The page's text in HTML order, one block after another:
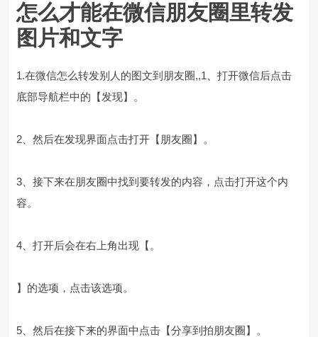
怎么才能在微信朋友圈里转发
图片和文字
1.在微信怎么转发别人的图文到朋友圈,,1、打开微信后点击
底部导航栏中的【发现】。
2、然后在发现界面点击打开【朋友圈】。
3、接下来在朋友圈中找到要转发的内容，点击打开这个内
容。
4、打开后会在右上角出现【。
】的选项，点击该选项。
5、然后在接下来的界面中点击【分享到拍朋友圈】。